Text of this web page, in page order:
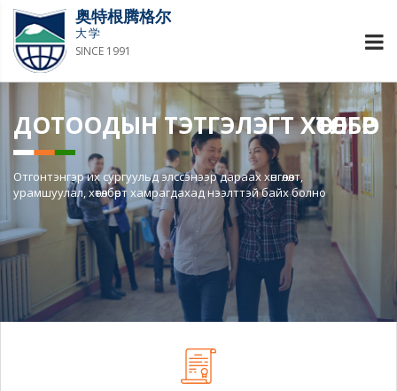
奥特根腾格尔
大学
SINCE 1991
ДОТООДЫН ТЭТГЭЛЭГТ ХӨТӨЛБӨР
Отгонтэнгэр их сургуульд элссэнээр дараах хөнгөлөлт,
урамшуулал, хөтөлбөрт хамрагдахад нээлттэй байх болно